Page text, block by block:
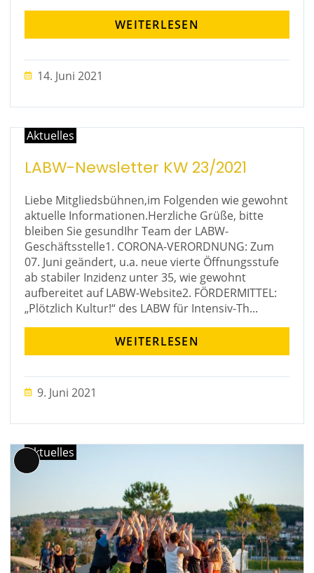
WEITERLESEN
14. Juni 2021
Aktuelles
LABW-Newsletter KW 23/2021
Liebe Mitgliedsbühnen,im Folgenden wie gewohnt
aktuelle Informationen.Herzliche Grüße, bitte
bleiben Sie gesundIhr Team der LABW-
Geschäftsstelle1. CORONA-VERORDNUNG: Zum
07. Juni geändert, u.a. neue vierte Öffnungsstufe
ab stabiler Inzidenz unter 35, wie gewohnt
aufbereitet auf LABW-Website2. FÖRDERMITTEL:
„Plötzlich Kultur!“ des LABW für Intensiv-Th...
WEITERLESEN
9. Juni 2021
Lange
Aktuelles